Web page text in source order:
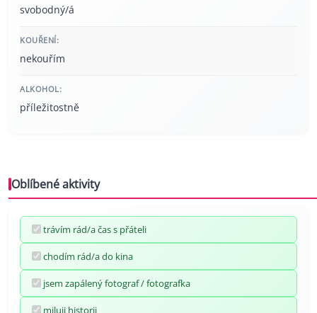
svobodný/á
KOUŘENÍ:
nekouřím
ALKOHOL:
příležitostně
Oblíbené aktivity
trávím rád/a čas s přáteli
chodím rád/a do kina
jsem zapálený fotograf / fotografka
miluji historii